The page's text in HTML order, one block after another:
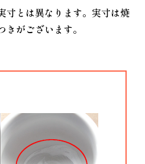
とは異なります。実寸は焼
がございます。